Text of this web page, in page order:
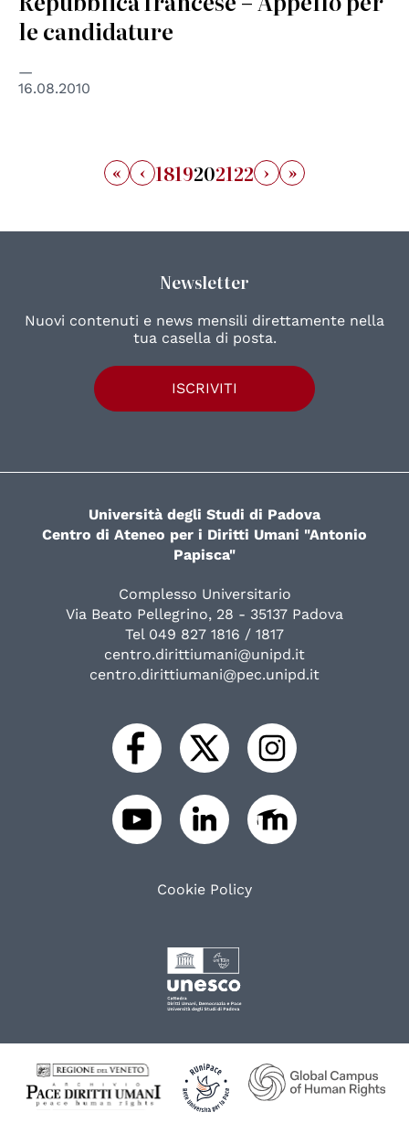
le candidature
16.08.2010
« ‹ 1819202122 › »
Newsletter
Nuovi contenuti e news mensili direttamente nella
tua casella di posta.
ISCRIVITI
Università degli Studi di Padova
Centro di Ateneo per i Diritti Umani "Antonio
Papisca"
Complesso Universitario
Via Beato Pellegrino, 28 - 35137 Padova
Tel 049 827 1816 / 1817
centro.dirittiumani@unipd.it
centro.dirittiumani@pec.unipd.it
Cookie Policy